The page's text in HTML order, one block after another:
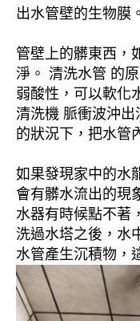
出水管壁的生物膜。
管壁上的髒東西，
淨。 清洗水管 的
弱酸性，可以軟化
清洗機 脈衝波沖
的狀況下，把水管
如果發現家中的水
會有髒水流出的現
水器有時候點不著
洗過水塔之後，水
水管產生沉積物，